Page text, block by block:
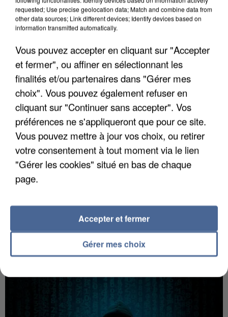
10 août 2026. Et Macadam a mené une étude très
sérieuse sur la question.
Une nouvelle canicule va faire chauffer la France
cette semaine
22 départements sont placés en vigilance orange
requested; Use precise geolocation data; Match and combine data from
other data sources; Link different devices; Identify devices based on
information transmitted automatically.
Vous pouvez accepter en cliquant sur "Accepter
et fermer", ou affiner en sélectionnant les
finalités et/ou partenaires dans "Gérer mes
choix". Vous pouvez également refuser en
cliquant sur "Continuer sans accepter". Vos
préférences ne s'appliqueront que pour ce site.
Vous pouvez mettre à jour vos choix, ou retirer
votre consentement à tout moment via le lien
"Gérer les cookies" situé en bas de chaque
page.
Gérer mes choix
Accepter et fermer